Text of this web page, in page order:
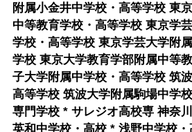
附属小金井中学校・高等学校 東
中等教育学校・高等学校 東京学
学校・高等学校 東京学芸大学附
学校 東京大学教育学部附属中等
子大学附属中学校・高等学校 筑
高等学校 筑波大学附属駒場中学
専門学校 * サレジオ高校専 神奈
英和中学校・高校 * 浅野中学校